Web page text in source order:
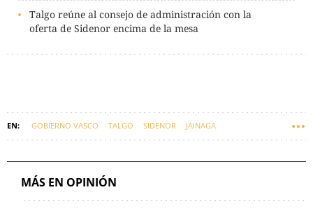
Talgo reúne al consejo de administración con la
oferta de Sidenor encima de la mesa
GOBIERNO VASCO TALGO SIDENOR JAINAGA
MÁS EN OPINIÓN